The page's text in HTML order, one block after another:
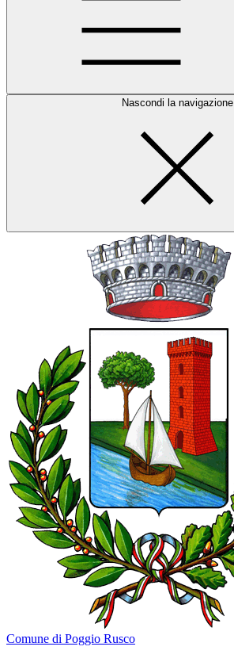
Nascondi la navigazione
Comune di Poggio Rusco